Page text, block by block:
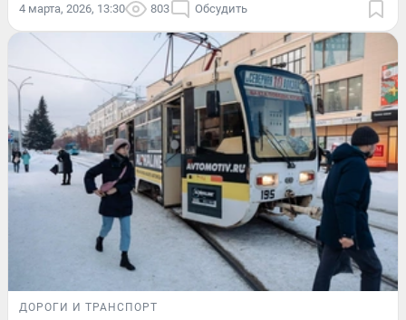
4 марта, 2026, 13:30 803 Обсудить
ДОРОГИ И ТРАНСПОРТ